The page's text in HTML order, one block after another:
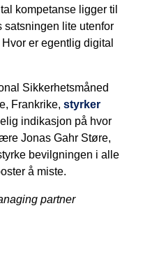
kompetanse ligger til
satsningen lite utenfor
er egentlig digital
Sikkerhetsmåned
Frankrike, styrker
indikasjon på hvor
Jonas Gahr Støre,
bevilgningen i alle
å miste.
partner